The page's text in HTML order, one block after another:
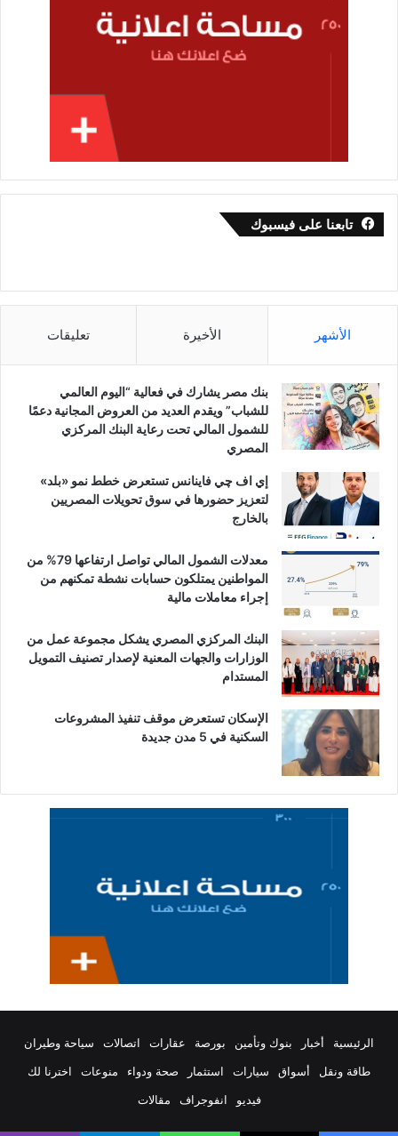
تابعنا على فيسبوك
الأشهر الأخيرة تعليقات
بنك مصر يشارك في فعالية “اليوم العالمي
للشباب” ويقدم العديد من العروض المجانية دعمًا
للشمول المالي تحت رعاية البنك المركزي
المصري
إي اف چي فاينانس تستعرض خطط نمو «بلد»
لتعزيز حضورها في سوق تحويلات المصريين
بالخارج
معدلات الشمول المالي تواصل ارتفاعها 79% من
المواطنين يمتلكون حسابات نشطة تمكنهم من
إجراء معاملات مالية
البنك المركزي المصري يشكل مجموعة عمل من
الوزارات والجهات المعنية لإصدار تصنيف التمويل
المستدام
الإسكان تستعرض موقف تنفيذ المشروعات
السكنية في 5 مدن جديدة
الرئيسية أخبار بنوك وتأمين بورصة عقارات اتصالات
سياحة وطيران
طاقة ونقل
أسواق سيارات استثمار صحة ودواء منوعات
اخترنا لك
فيديو
انفوجراف مقالات